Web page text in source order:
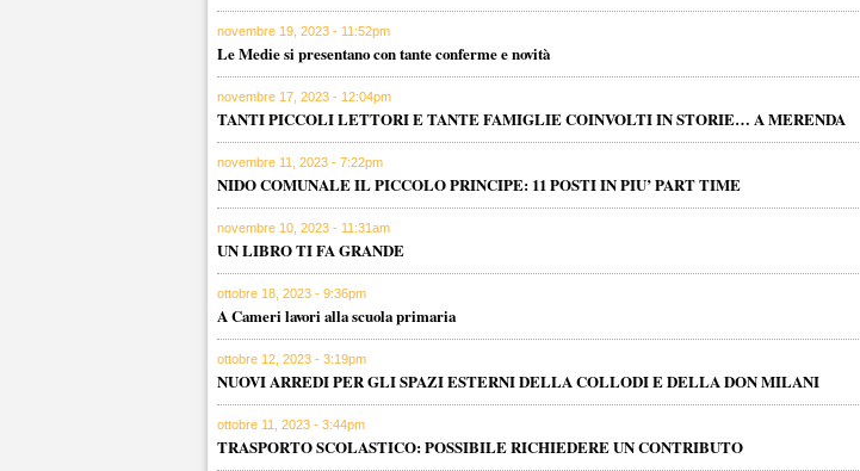
novembre 19, 2023 - 11:52pm
Le Medie si presentano con tante conferme e novità
novembre 17, 2023 - 12:04pm
TANTI PICCOLI LETTORI E TANTE FAMIGLIE COINVOLTI IN STORIE… A MERENDA
novembre 11, 2023 - 7:22pm
NIDO COMUNALE IL PICCOLO PRINCIPE: 11 POSTI IN PIU’ PART TIME
novembre 10, 2023 - 11:31am
UN LIBRO TI FA GRANDE
ottobre 18, 2023 - 9:36pm
A Cameri lavori alla scuola primaria
ottobre 12, 2023 - 3:19pm
NUOVI ARREDI PER GLI SPAZI ESTERNI DELLA COLLODI E DELLA DON MILANI
ottobre 11, 2023 - 3:44pm
TRASPORTO SCOLASTICO: POSSIBILE RICHIEDERE UN CONTRIBUTO